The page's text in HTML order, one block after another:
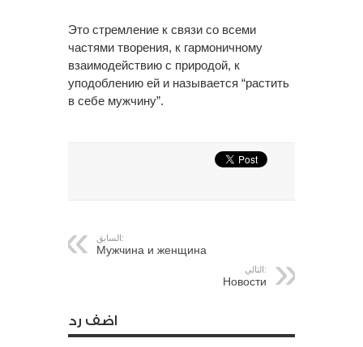
Это стремление к связи со всеми
частями творения, к гармоничному
взаимодействию с природой, к
уподоблению ей и называется “растить
в себе мужчину”.
السابق:
Мужчина и женщина
التالي:
Новости
اضف رد